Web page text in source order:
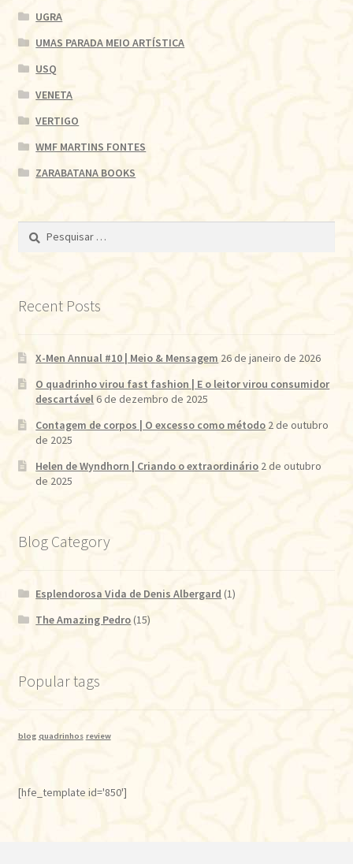
UGRA
UMAS PARADA MEIO ARTÍSTICA
USQ
VENETA
VERTIGO
WMF MARTINS FONTES
ZARABATANA BOOKS
Pesquisar
Recent Posts
X-Men Annual #10 | Meio & Mensagem 26 de janeiro de 2026
O quadrinho virou fast fashion | E o leitor virou consumidor
descartável 6 de dezembro de 2025
Contagem de corpos | O excesso como método 2 de outubro
de 2025
Helen de Wyndhorn | Criando o extraordinário 2 de outubro
de 2025
Blog Category
Esplendorosa Vida de Denis Albergard (1)
The Amazing Pedro (15)
Popular tags
blog quadrinhos review
[hfe_template id='850']